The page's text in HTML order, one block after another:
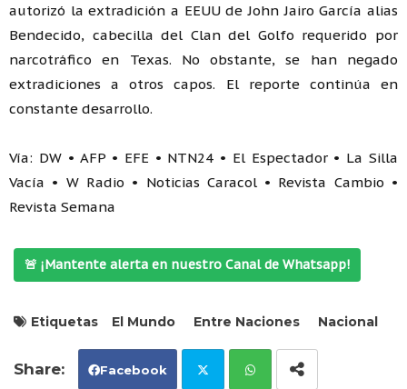
autorizó la extradición a EEUU de John Jairo García alias
Bendecido, cabecilla del Clan del Golfo requerido por
narcotráfico en Texas. No obstante, se han negado
extradiciones a otros capos. El reporte continúa en
constante desarrollo.
Vía: DW • AFP • EFE • NTN24 • El Espectador • La Silla
Vacía • W Radio • Noticias Caracol • Revista Cambio •
Revista Semana
🚨 ¡Mantente alerta en nuestro Canal de Whatsapp!
Etiquetas El Mundo Entre Naciones Nacional
Facebook